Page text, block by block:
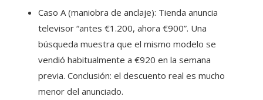
Caso A (maniobra de anclaje): Tienda anuncia
televisor “antes €1.200, ahora €900”. Una
búsqueda muestra que el mismo modelo se
vendió habitualmente a €920 en la semana
previa. Conclusión: el descuento real es mucho
menor del anunciado.